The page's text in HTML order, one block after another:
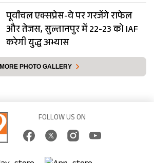
पूर्वांचल एक्सप्रेस-वे पर गरजेंगे राफेल
और तेजस, सुल्तानपुर में 22-23 को IAF
करेगी युद्ध अभ्यास
MORE PHOTO GALLERY
FOLLOW US ON